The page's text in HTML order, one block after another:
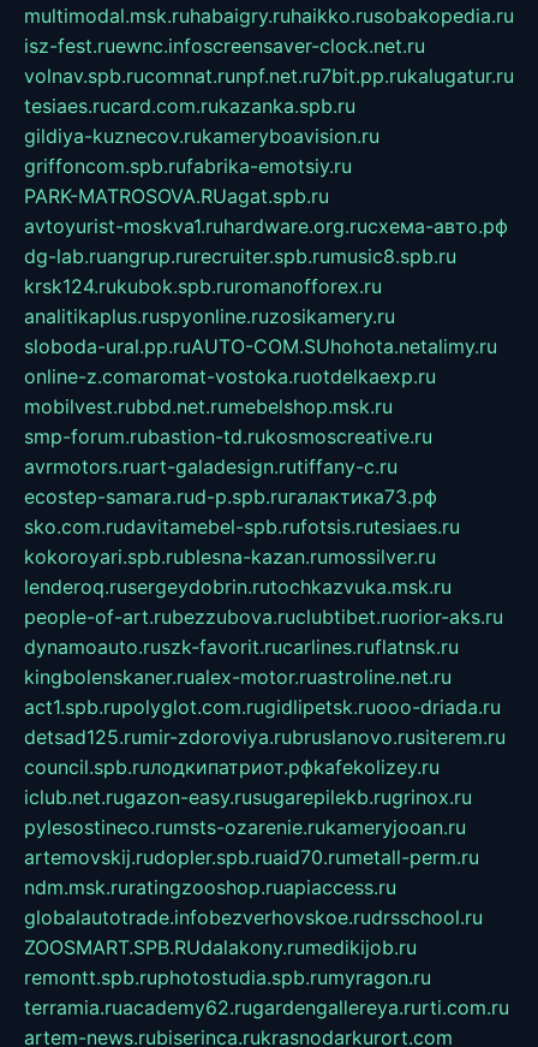
multimodal.msk.ruhabaigry.ruhaikko.rusobakopedia.ru
isz-fest.ruewnc.infoscreensaver-clock.net.ru
volnav.spb.rucomnat.runpf.net.ru7bit.pp.rukalugatur.ru
tesiaes.rucard.com.rukazanka.spb.ru
gildiya-kuznecov.rukameryboavision.ru
griffoncom.spb.rufabrika-emotsiy.ru
PARK-MATROSOVA.RUagat.spb.ru
avtoyurist-moskva1.ruhardware.org.ruсхема-авто.рф
dg-lab.ruangrup.rurecruiter.spb.rumusic8.spb.ru
krsk124.rukubok.spb.ruromanofforex.ru
analitikaplus.ruspyonline.ruzosikamery.ru
sloboda-ural.pp.ruAUTO-COM.SUhohota.netalimy.ru
online-z.comaromat-vostoka.ruotdelkaexp.ru
mobilvest.rubbd.net.rumebelshop.msk.ru
smp-forum.rubastion-td.rukosmoscreative.ru
avrmotors.ruart-galadesign.rutiffany-c.ru
ecostep-samara.rud-p.spb.ruгалактика73.рф
sko.com.rudavitamebel-spb.rufotsis.rutesiaes.ru
kokoroyari.spb.rublesna-kazan.rumossilver.ru
lenderoq.rusergeydobrin.rutochkazvuka.msk.ru
people-of-art.rubezzubova.ruclubtibet.ruorior-aks.ru
dynamoauto.ruszk-favorit.rucarlines.ruflatnsk.ru
kingbolenskaner.rualex-motor.ruastroline.net.ru
act1.spb.rupolyglot.com.rugidlipetsk.ruooo-driada.ru
detsad125.rumir-zdoroviya.rubruslanovo.rusiterem.ru
council.spb.ruлодкипатриот.рфkafekolizey.ru
iclub.net.rugazon-easy.rusugarepilekb.rugrinox.ru
pylesostineco.rumsts-ozarenie.rukameryjooan.ru
artemovskij.rudopler.spb.ruaid70.rumetall-perm.ru
ndm.msk.ruratingzooshop.ruapiaccess.ru
globalautotrade.infobezverhovskoe.rudrsschool.ru
ZOOSMART.SPB.RUdalakony.rumedikijob.ru
remontt.spb.ruphotostudia.spb.rumyragon.ru
terramia.ruacademy62.rugardengallereya.rurti.com.ru
artem-news.rubiserinca.rukrasnodarkurort.com